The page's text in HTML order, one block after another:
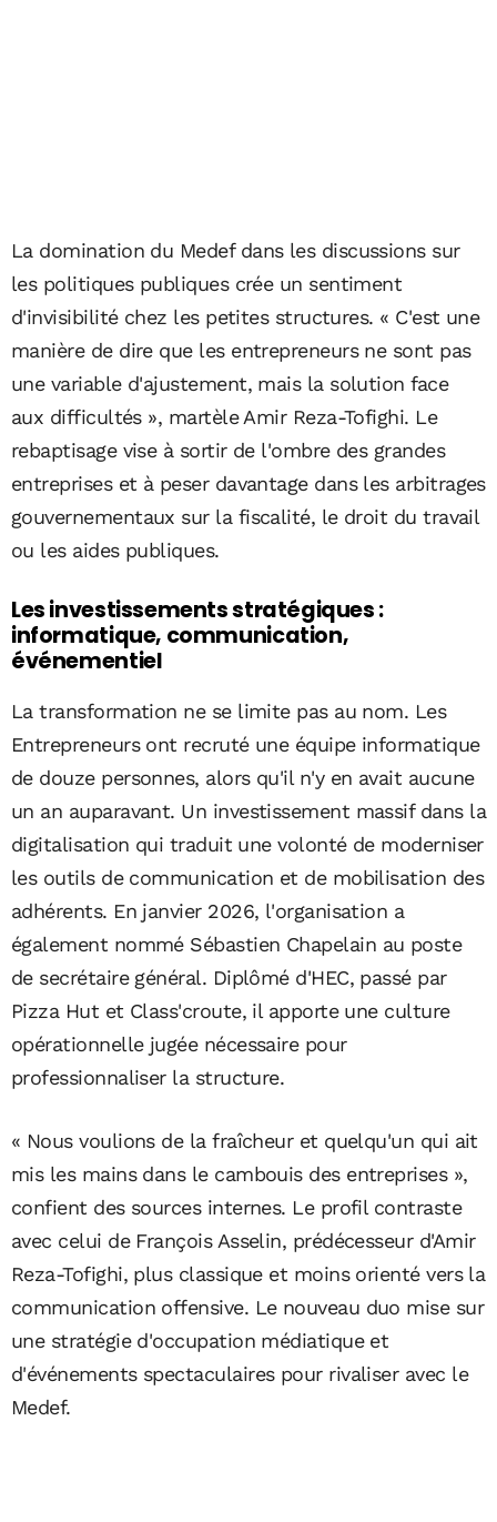
La domination du Medef dans les discussions sur
les politiques publiques crée un sentiment
d'invisibilité chez les petites structures. « C'est une
manière de dire que les entrepreneurs ne sont pas
une variable d'ajustement, mais la solution face
aux difficultés », martèle Amir Reza-Tofighi. Le
rebaptisage vise à sortir de l'ombre des grandes
entreprises et à peser davantage dans les arbitrages
gouvernementaux sur la fiscalité, le droit du travail
ou les aides publiques.
Les investissements stratégiques :
informatique, communication,
événementiel
La transformation ne se limite pas au nom. Les
Entrepreneurs ont recruté une équipe informatique
de douze personnes, alors qu'il n'y en avait aucune
un an auparavant. Un investissement massif dans la
digitalisation qui traduit une volonté de moderniser
les outils de communication et de mobilisation des
adhérents. En janvier 2026, l'organisation a
également nommé Sébastien Chapelain au poste
de secrétaire général. Diplômé d'HEC, passé par
Pizza Hut et Class'croute, il apporte une culture
opérationnelle jugée nécessaire pour
professionnaliser la structure.
« Nous voulions de la fraîcheur et quelqu'un qui ait
mis les mains dans le cambouis des entreprises »,
confient des sources internes. Le profil contraste
avec celui de François Asselin, prédécesseur d'Amir
Reza-Tofighi, plus classique et moins orienté vers la
communication offensive. Le nouveau duo mise sur
une stratégie d'occupation médiatique et
d'événements spectaculaires pour rivaliser avec le
Medef.